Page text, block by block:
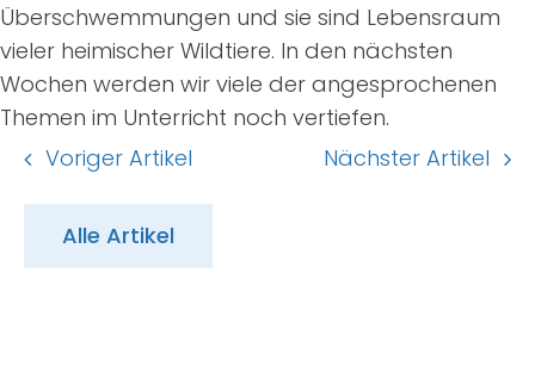
Überschwemmungen und sie sind Lebensraum
vieler heimischer Wildtiere. In den nächsten
Wochen werden wir viele der angesprochenen
Themen im Unterricht noch vertiefen.
Voriger Artikel
Nächster Artikel
Alle Artikel